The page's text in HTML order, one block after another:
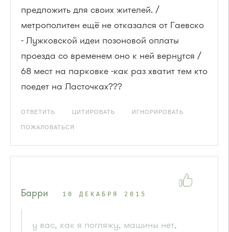
предложить для своих жителей. /
метрополитен ещё не отказался от Гаевско
- Лужковской идеи позоновой оплаты
проезда со временем оно к ней вернутся /
68 мест на парковке -как раз хватит тем кто
поедет на Ласточках???
ОТВЕТИТЬ ЦИТИРОВАТЬ ИГНОРИРОВАТЬ
ПОЖАЛОВАТЬСЯ
Барри 10 ДЕКАБРЯ 2015
у вас, как я погляжу, машины нет,